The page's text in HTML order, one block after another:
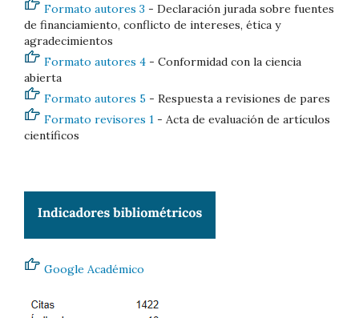
Formato autores 3 - Declaración jurada sobre fuentes
de financiamiento, conflicto de intereses, ética y
agradecimientos
Formato autores 4 - Conformidad con la ciencia
abierta
Formato autores 5 - Respuesta a revisiones de pares
Formato revisores 1 - Acta de evaluación de artículos
científicos
Google Académico